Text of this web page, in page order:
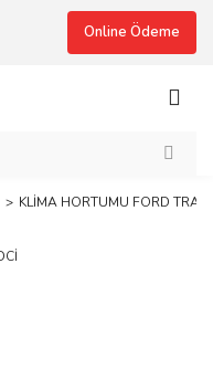
Online Ödeme
KLİMA HORTUMU FORD